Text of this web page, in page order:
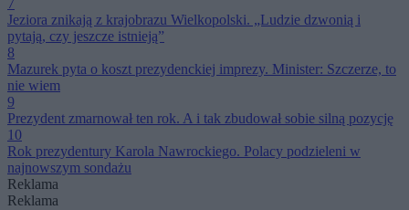
7
Jeziora znikają z krajobrazu Wielkopolski. „Ludzie dzwonią i
pytają, czy jeszcze istnieją”
8
Mazurek pyta o koszt prezydenckiej imprezy. Minister: Szczerze, to
nie wiem
9
Prezydent zmarnował ten rok. A i tak zbudował sobie silną pozycję
10
Rok prezydentury Karola Nawrockiego. Polacy podzieleni w
najnowszym sondażu
Reklama
Reklama